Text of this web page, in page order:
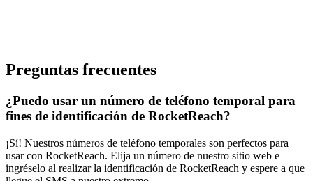
Preguntas frecuentes
¿Puedo usar un número de teléfono temporal para
fines de identificación de RocketReach?
¡Sí! Nuestros números de teléfono temporales son perfectos para
usar con RocketReach. Elija un número de nuestro sitio web e
ingréselo al realizar la identificación de RocketReach y espere a que